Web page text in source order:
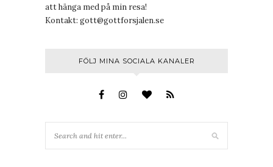
att hänga med på min resa!
Kontakt: gott@gottforsjalen.se
FÖLJ MINA SOCIALA KANALER